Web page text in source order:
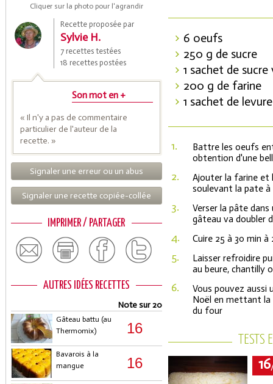
Cliquer sur la photo pour l'agrandir
Recette proposée par
Sylvie H.
7 recettes testées
18 recettes postées
Son mot en +
« Il n'y a pas de commentaire
particulier de l'auteur de la
recette. »
Signaler une erreur ou un abus
Signaler une recette copiée-collée
IMPRIMER / PARTAGER
AUTRES IDÉES RECETTES
Note sur 20
Gâteau battu (au
Thermomix)
16
Bavarois à la
mangue
16
6 oeufs
250 g de sucre
1 sachet de sucre
200 g de farine
1 sachet de
1.
Battre les oeufs
obtention d'une
2.
Ajouter la farine et
soulevant la pate
3.
Verser la pâte
gâteau va doubler
4. Cuire 25 à 30 min à
5.
Laisser refroidire
au beure, chantilly
6.
Vous pouvez
Noël en mettant la
du four
16
Coupons de réduction
Saveurs de l'Année